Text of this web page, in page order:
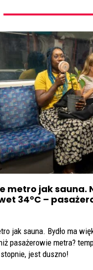
metro jak sauna.
34°C –
jak sauna. Bydło ma
pasażerowie metra?
jest duszno!